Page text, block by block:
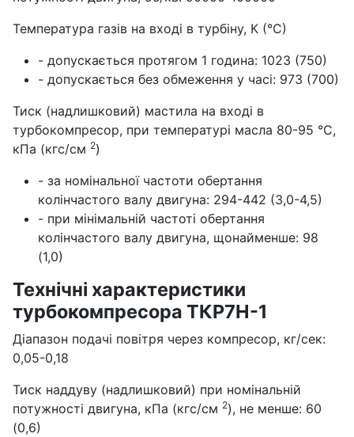
Температура газів на вході в турбіну, К (°С)
- допускається протягом 1 година: 1023 (750)
- допускається без обмеження у часі: 973 (700)
Тиск (надлишковий) мастила на вході в
турбокомпресор, при температурі масла 80-95 °С,
кПа (кгс/см 2)
- за номінальної частоти обертання
колінчастого валу двигуна: 294-442 (3,0-4,5)
- при мінімальній частоті обертання
колінчастого валу двигуна, щонайменше: 98
(1,0)
Технічні характеристики
турбокомпресора ТКР7Н-1
Діапазон подачі повітря через компресор, кг/сек:
0,05-0,18
Тиск наддуву (надлишковий) при номінальній
потужності двигуна, кПа (кгс/см 2), не менше: 60
(0,6)